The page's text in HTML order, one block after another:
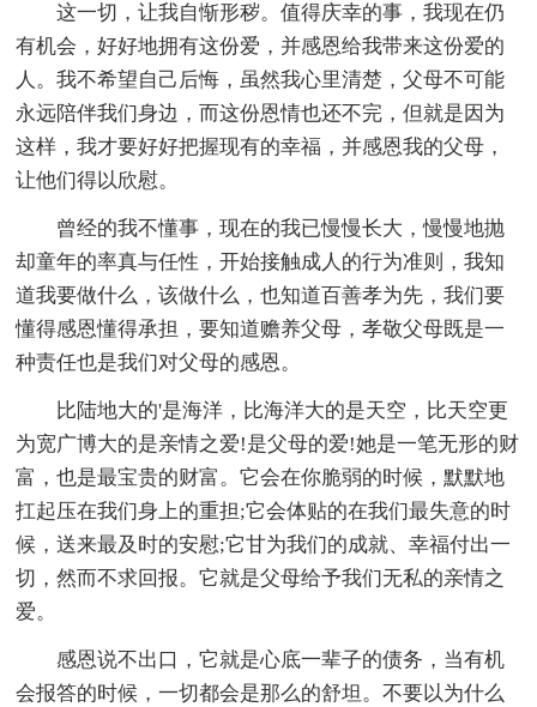
这一切，让我自惭形秽。值得庆幸的事，我现在仍
有机会，好好地拥有这份爱，并感恩给我带来这份爱的
人。我不希望自己后悔，虽然我心里清楚，父母不可能
永远陪伴我们身边，而这份恩情也还不完，但就是因为
这样，我才要好好把握现有的幸福，并感恩我的父母，
让他们得以欣慰。
曾经的我不懂事，现在的我已慢慢长大，慢慢地抛
却童年的率真与任性，开始接触成人的行为准则，我知
道我要做什么，该做什么，也知道百善孝为先，我们要
懂得感恩懂得承担，要知道赡养父母，孝敬父母既是一
种责任也是我们对父母的感恩。
比陆地大的'是海洋，比海洋大的是天空，比天空更
为宽广博大的是亲情之爱!是父母的爱!她是一笔无形的财
富，也是最宝贵的财富。它会在你脆弱的时候，默默地
扛起压在我们身上的重担;它会体贴的在我们最失意的时
候，送来最及时的安慰;它甘为我们的成就、幸福付出一
切，然而不求回报。它就是父母给予我们无私的亲情之
爱。
感恩说不出口，它就是心底一辈子的债务，当有机
会报答的时候，一切都会是那么的舒坦。不要以为什么